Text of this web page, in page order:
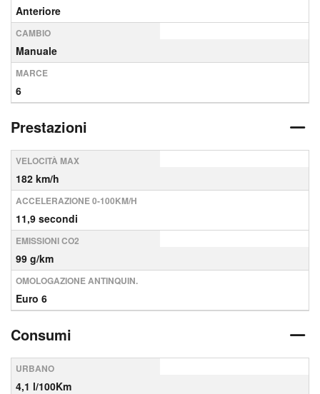
Anteriore
CAMBIO
Manuale
MARCE
6
Prestazioni
VELOCITÀ MAX
182 km/h
ACCELERAZIONE 0-100KM/H
11,9 secondi
EMISSIONI CO2
99 g/km
OMOLOGAZIONE ANTINQUIN.
Euro 6
Consumi
URBANO
4,1 l/100Km